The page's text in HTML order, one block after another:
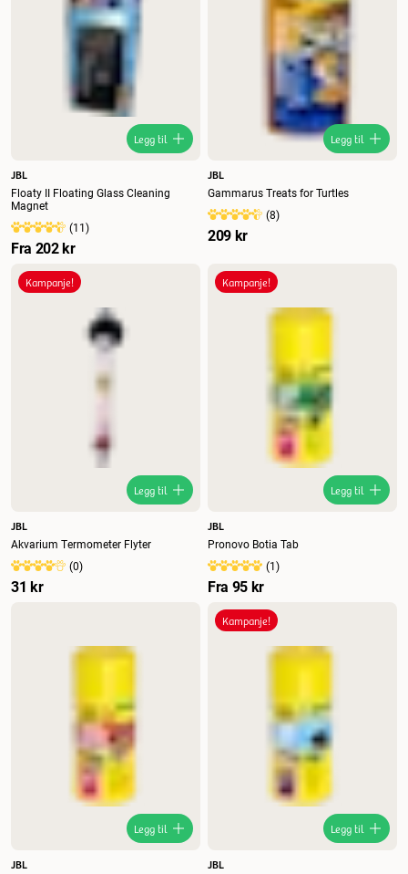
Legg til
JBL
Floaty II Floating Glass Cleaning
Magnet
(11)
Fra 202 kr
Legg til
JBL
Gammarus Treats for Turtles
(8)
209 kr
Kampanje!
Legg til
JBL
Akvarium Termometer Flyter
(0)
31 kr
Kampanje!
Legg til
JBL
Pronovo Botia Tab
(1)
Fra 95 kr
Legg til
JBL
Kampanje!
Legg til
JBL